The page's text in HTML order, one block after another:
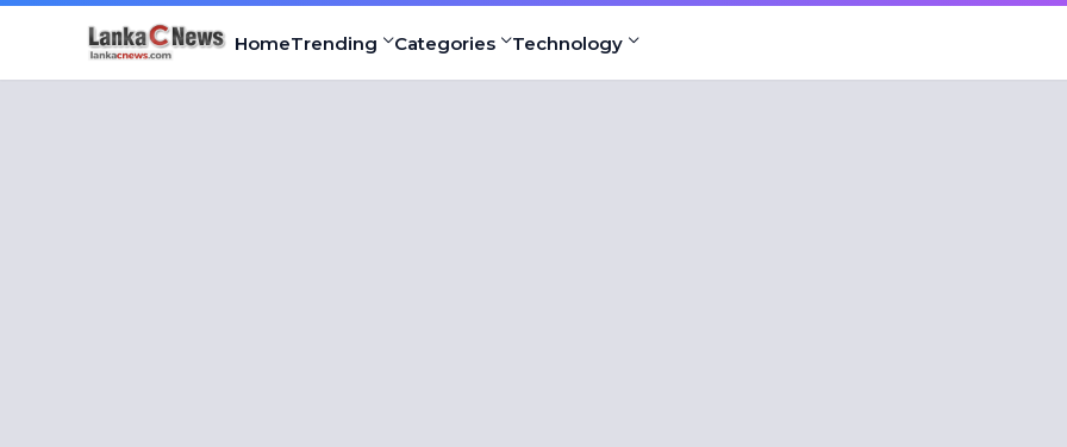
HomeTrending Categories Technology